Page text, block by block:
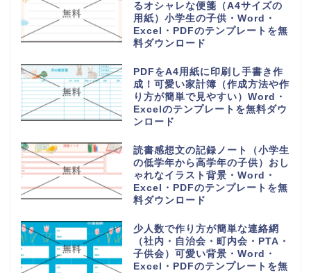
るオシャレな便箋（A4サイズの
用紙）小学生の子供・Word・
Excel・PDFのテンプレートを無
料ダウンロード
PDFをA4用紙に印刷し手書き作
成！可愛い家計簿（作成方法や作
り方が簡単で見やすい）Word・
Excelのテンプレートを無料ダウ
ンロード
読書感想文の記録ノート（小学生
の低学年から高学年の子供）おし
ゃれなイラスト背景・Word・
Excel・PDFのテンプレートを無
料ダウンロード
少人数で作り方が簡単な連絡網
（社内・自治会・町内会・PTA・
子供会）可愛い背景・Word・
Excel・PDFのテンプレートを無